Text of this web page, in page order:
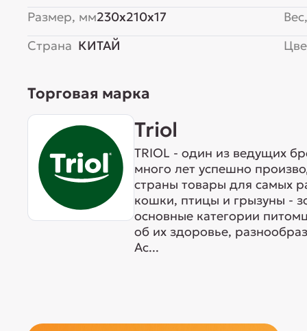
Размер, мм230x210x17
Страна КИТАЙ
Торговая марка
Triol
TRIOL - один из ведущих
много лет успешно
страны товары для самых
кошки, птицы и грызуны -
основные категории
об их здоровье,
Ас...